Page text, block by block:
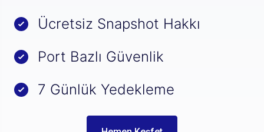
Ücretsiz Snapshot Hakkı
Port Bazlı Güvenlik
7 Günlük Yedekleme